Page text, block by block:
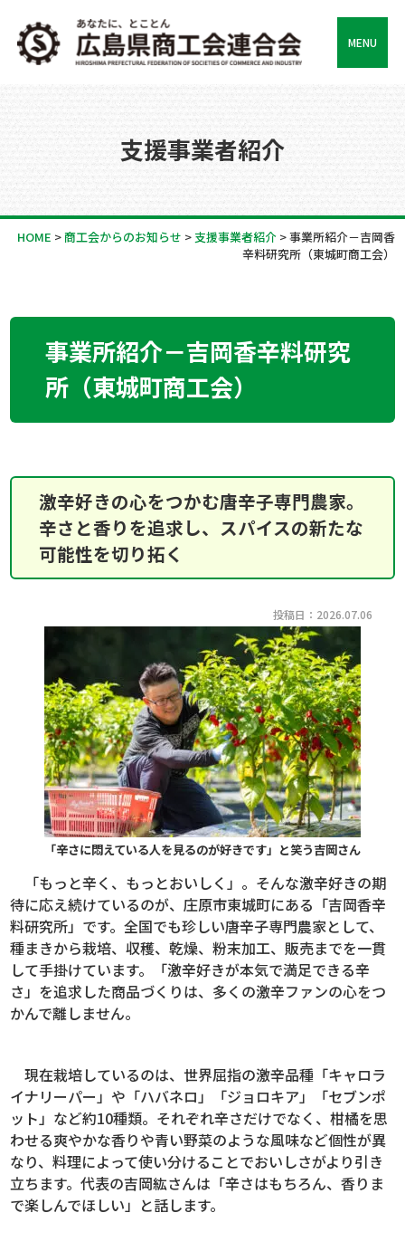
MENU
支援事業者紹介
HOME >商工会からのお知らせ > 支援事業者紹介>事業所紹介－吉岡香
辛料研究所（東城町商工会）
事業所紹介－吉岡香辛料研究
所（東城町商工会）
激辛好きの心をつかむ唐辛子専門農家。
辛さと香りを追求し、スパイスの新たな
可能性を切り拓く
投稿日：2026.07.06
「辛さに悶えている人を見るのが好きです」と笑う吉岡さん
「もっと辛く、もっとおいしく」。そんな激辛好きの期
待に応え続けているのが、庄原市東城町にある「吉岡香辛
料研究所」です。全国でも珍しい唐辛子専門農家として、
種まきから栽培、収穫、乾燥、粉末加工、販売までを一貫
して手掛けています。「激辛好きが本気で満足できる辛
さ」を追求した商品づくりは、多くの激辛ファンの心をつ
かんで離しません。
現在栽培しているのは、世界屈指の激辛品種「キャロラ
イナリーパー」や「ハバネロ」「ジョロキア」「セブンポ
ット」など約10種類。それぞれ辛さだけでなく、柑橘を思
わせる爽やかな香りや青い野菜のような風味など個性が異
なり、料理によって使い分けることでおいしさがより引き
立ちます。代表の吉岡紘さんは「辛さはもちろん、香りま
で楽しんでほしい」と話します。